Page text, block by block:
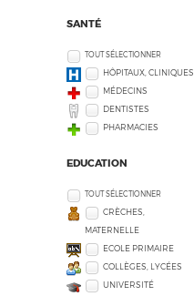
SANTÉ
TOUT SÉLECTIONNER
HÔPITAUX, CLINIQUES
MÉDECINS
DENTISTES
PHARMACIES
EDUCATION
TOUT SÉLECTIONNER
CRÈCHES,
MATERNELLE
ECOLE PRIMAIRE
COLLÈGES, LYCÉES
UNIVERSITÉ